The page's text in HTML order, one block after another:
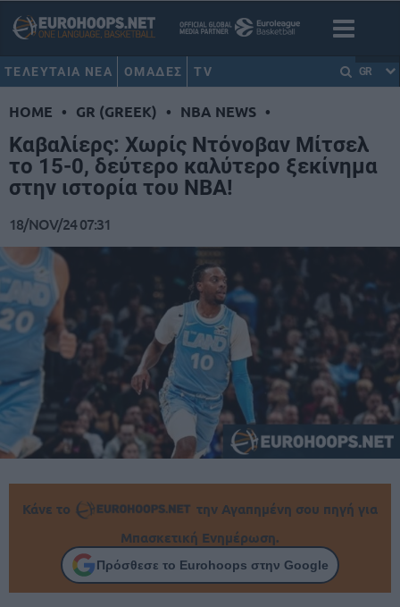
ΤΕΛΕΥΤΑΙΑ ΝΕΑ ΟΜΑΔΕΣ TV GR
HOME • GR (GREEK) • NBA NEWS •
Καβαλίερς: Χωρίς Ντόνοβαν Μίτσελ
το 15-0, δεύτερο καλύτερο ξεκίνημα
στην ιστορία του NBA!
18/NOV/24 07:31
Κάνε το
την Αγαπημένη σου πηγή για
Μπασκετική Ενημέρωση.
Πρόσθεσε το Eurohoops στην Google